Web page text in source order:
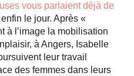
vous parlaient déjà de
le jour. Après «
à l’image la mobilisation
à Angers, Isabelle
leur travail
des femmes dans leurs